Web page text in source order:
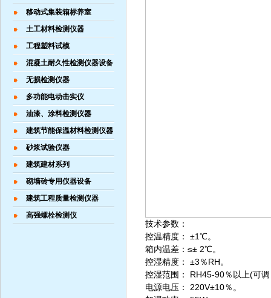
移动式集装箱标养室
土工材料检测仪器
工程塑料试模
混凝土耐久性检测仪器设备
无损检测仪器
多功能电动击实仪
油漆、涂料检测仪器
建筑节能保温材料检测仪器
砂浆试验仪器
建筑建材系列
砌墙砖专用仪器设备
建筑工程质量检测仪器
高强螺栓检测仪
技术参数：
控温精度： ±1℃。
箱内温差：≤± 2℃。
控湿精度： ±3％RH。
控湿范围： RH45-90％以上(可
电源电压： 220V±10％。